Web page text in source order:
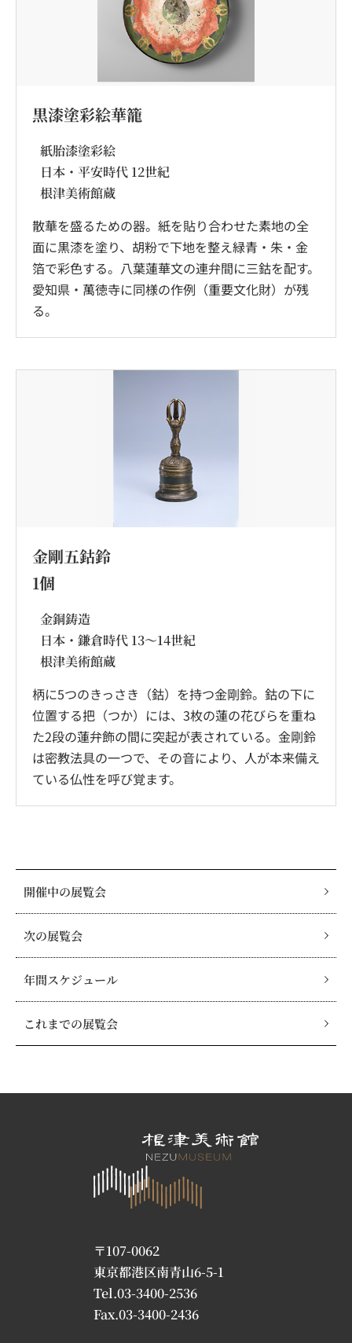
黒漆塗彩絵華籠
紙胎漆塗彩絵
日本・平安時代 12世紀
根津美術館蔵
散華を盛るための器。紙を貼り合わせた素地の全
面に黒漆を塗り、胡粉で下地を整え緑青・朱・金
箔で彩色する。八葉蓮華文の連弁間に三鈷を配す。
愛知県・萬徳寺に同様の作例（重要文化財）が残
る。
金剛五鈷鈴
1個
金銅鋳造
日本・鎌倉時代 13～14世紀
根津美術館蔵
柄に5つのきっさき（鈷）を持つ金剛鈴。鈷の下に
位置する把（つか）には、3枚の蓮の花びらを重ね
た2段の蓮弁飾の間に突起が表されている。金剛鈴
は密教法具の一つで、その音により、人が本来備え
ている仏性を呼び覚ます。
開催中の展覧会
次の展覧会
年間スケジュール
これまでの展覧会
〒107-0062
東京都港区南青山6-5-1
Tel.03-3400-2536
Fax.03-3400-2436